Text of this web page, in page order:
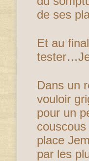
de ses
Et au
Dans un
vouloir
pour un
place
par les